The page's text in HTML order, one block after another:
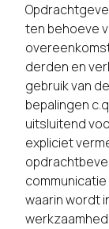
ten behoeve
derden en
gebruik van
bepalingen
uitsluitend
expliciet
waarin wordt